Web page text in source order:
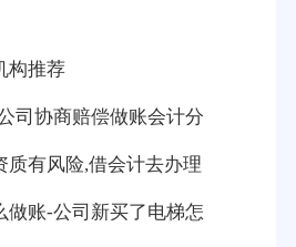
构推荐
司协商赔偿做账会计分
质有风险,借会计去办理
做账-公司新买了电梯怎